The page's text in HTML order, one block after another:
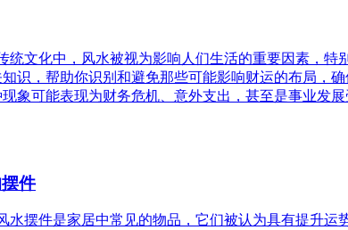
统文化中，风水被视为影响人们生活的重要因素，
识，帮助你识别和避免那些可能影响财运的布局
象可能表现为财务危机、意外支出，甚至是事业发展
件
水摆件是家居中常见的物品，它们被认为具有提升